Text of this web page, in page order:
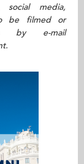
social media,
be filmed or
by e-mail